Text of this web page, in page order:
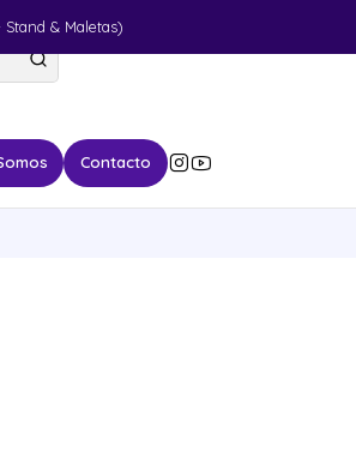
Contacto
& Maletas)